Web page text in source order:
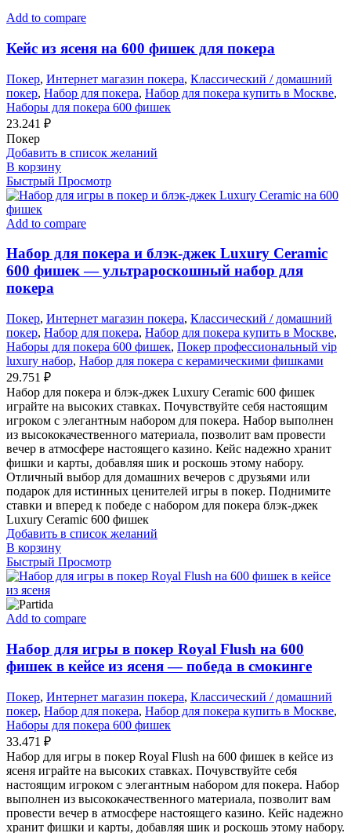
Add to compare
Кейс из ясеня на 600 фишек для покера
Покер, Интернет магазин покера, Классический / домашний
покер, Набор для покера, Набор для покера купить в Москве,
Наборы для покера 600 фишек
23.241 ₽
Покер
Добавить в список желаний
В корзину
Быстрый Просмотр
Add to compare
Набор для покера и блэк-джек Luxury Ceramic
600 фишек — ультрароскошный набор для
покера
Покер, Интернет магазин покера, Классический / домашний
покер, Набор для покера, Набор для покера купить в Москве,
Наборы для покера 600 фишек, Покер профессиональный vip
luxury набор, Набор для покера с керамическими фишками
29.751 ₽
Набор для покера и блэк-джек Luxury Ceramic 600 фишек
играйте на высоких ставках. Почувствуйте себя настоящим
игроком с элегантным набором для покера. Набор выполнен
из высококачественного материала, позволит вам провести
вечер в атмосфере настоящего казино. Кейс надежно хранит
фишки и карты, добавляя шик и роскошь этому набору.
Отличный выбор для домашних вечеров с друзьями или
подарок для истинных ценителей игры в покер. Поднимите
ставки и вперед к победе с набором для покера блэк-джек
Luxury Ceramic 600 фишек
Добавить в список желаний
В корзину
Быстрый Просмотр
Add to compare
Набор для игры в покер Royal Flush на 600
фишек в кейсе из ясеня — победа в смокинге
Покер, Интернет магазин покера, Классический / домашний
покер, Набор для покера, Набор для покера купить в Москве,
Наборы для покера 600 фишек
33.471 ₽
Набор для игры в покер Royal Flush на 600 фишек в кейсе из
ясеня играйте на высоких ставках. Почувствуйте себя
настоящим игроком с элегантным набором для покера. Набор
выполнен из высококачественного материала, позволит вам
провести вечер в атмосфере настоящего казино. Кейс надежно
хранит фишки и карты, добавляя шик и роскошь этому набору.